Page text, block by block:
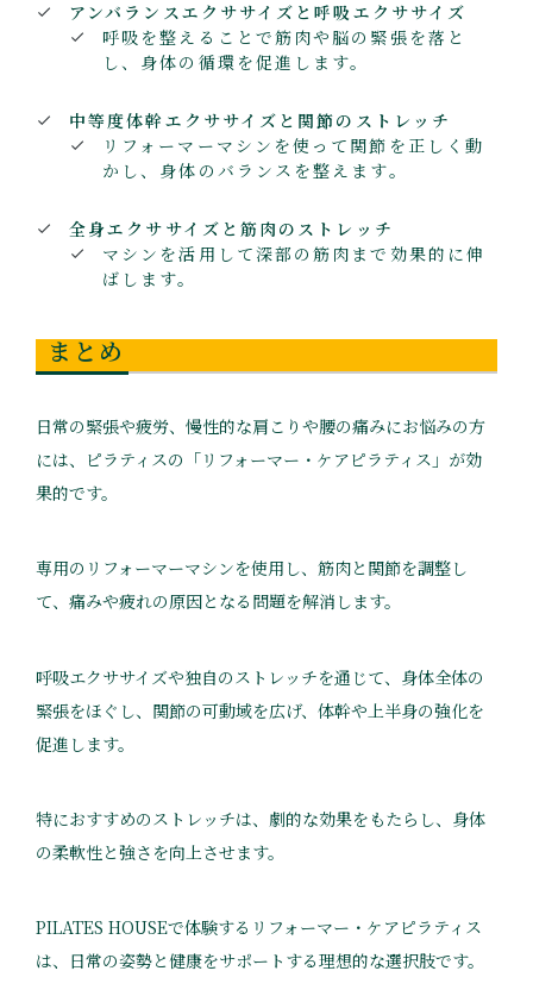
アンバランスエクササイズと呼吸エクササイズ
呼吸を整えることで筋肉や脳の緊張を落と
し、身体の循環を促進します。
中等度体幹エクササイズと関節のストレッチ
リフォーマーマシンを使って関節を正しく動
かし、身体のバランスを整えます。
全身エクササイズと筋肉のストレッチ
マシンを活用して深部の筋肉まで効果的に伸
ばします。
まとめ
日常の緊張や疲労、慢性的な肩こりや腰の痛みにお悩みの方
には、ピラティスの「リフォーマー・ケアピラティス」が効
果的です。
専用のリフォーマーマシンを使用し、筋肉と関節を調整し
て、痛みや疲れの原因となる問題を解消します。
呼吸エクササイズや独自のストレッチを通じて、身体全体の
緊張をほぐし、関節の可動域を広げ、体幹や上半身の強化を
促進します。
特におすすめのストレッチは、劇的な効果をもたらし、身体
の柔軟性と強さを向上させます。
PILATES HOUSEで体験するリフォーマー・ケアピラティス
は、日常の姿勢と健康をサポートする理想的な選択肢です。